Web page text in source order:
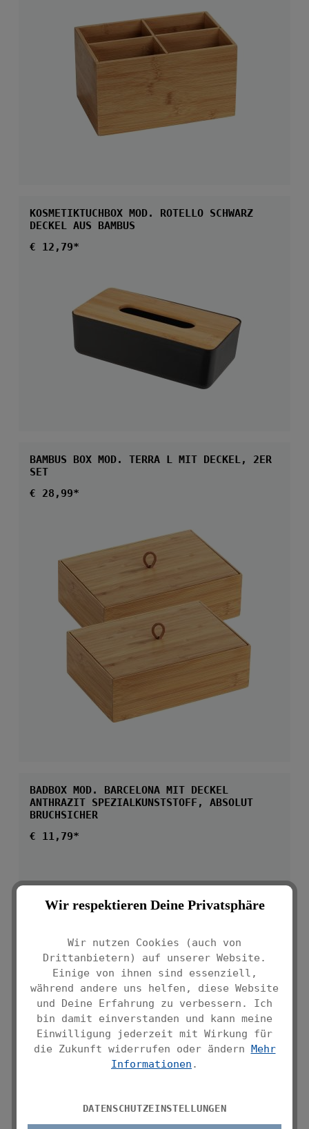
KOSMETIKTUCHBOX MOD. ROTELLO SCHWARZ
DECKEL AUS BAMBUS
Regulärer Preis:
€ 12,79*
BAMBUS BOX MOD. TERRA L MIT DECKEL, 2ER
SET
Regulärer Preis:
€ 28,99*
BADBOX MOD. BARCELONA MIT DECKEL
ANTHRAZIT SPEZIALKUNSTSTOFF, ABSOLUT
BRUCHSICHER
Regulärer Preis:
€ 11,79*
EDELSTAHL ROSTFREI
Wir respektieren Deine Privatsphäre
Wir nutzen Cookies (auch von
Drittanbietern) auf unserer Website.
Einige von ihnen sind essenziell,
während andere uns helfen, diese Website
und Deine Erfahrung zu verbessern. Ich
bin damit einverstanden und kann meine
Einwilligung jederzeit mit Wirkung für
die Zukunft widerrufen oder ändern Mehr
Informationen .
DATENSCHUTZEINSTELLUNGEN